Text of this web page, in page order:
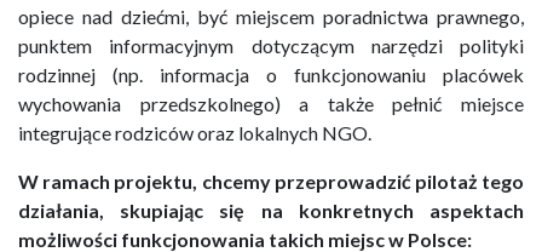
opiece nad dziećmi, być miejscem poradnictwa prawnego,
punktem informacyjnym dotyczącym narzędzi polityki
rodzinnej (np. informacja o funkcjonowaniu placówek
wychowania przedszkolnego) a także pełnić miejsce
integrujące rodziców oraz lokalnych NGO.
W ramach projektu, chcemy przeprowadzić pilotaż tego
działania, skupiając się na konkretnych aspektach
możliwości funkcjonowania takich miejsc w Polsce: